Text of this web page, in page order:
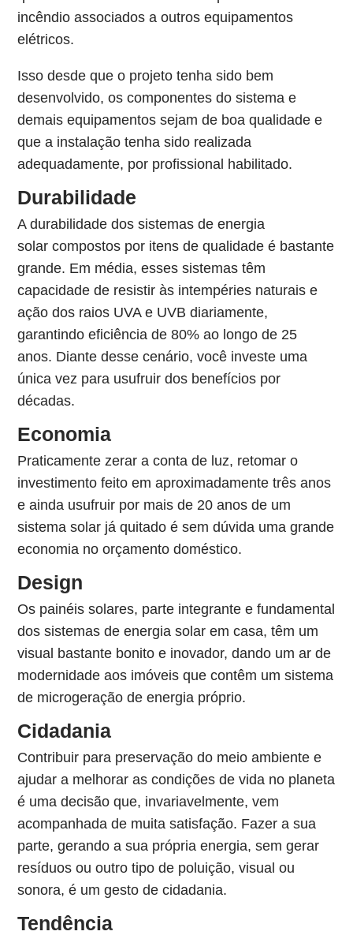
incêndio associados a outros equipamentos
elétricos.
Isso desde que o projeto tenha sido bem
desenvolvido, os componentes do sistema e
demais equipamentos sejam de boa qualidade e
que a instalação tenha sido realizada
adequadamente, por profissional habilitado.
Durabilidade
A durabilidade dos sistemas de energia
solar compostos por itens de qualidade é bastante
grande. Em média, esses sistemas têm
capacidade de resistir às intempéries naturais e
ação dos raios UVA e UVB diariamente,
garantindo eficiência de 80% ao longo de 25
anos. Diante desse cenário, você investe uma
única vez para usufruir dos benefícios por
décadas.
Economia
Praticamente zerar a conta de luz, retomar o
investimento feito em aproximadamente três anos
e ainda usufruir por mais de 20 anos de um
sistema solar já quitado é sem dúvida uma grande
economia no orçamento doméstico.
Design
Os painéis solares, parte integrante e fundamental
dos sistemas de energia solar em casa, têm um
visual bastante bonito e inovador, dando um ar de
modernidade aos imóveis que contêm um sistema
de microgeração de energia próprio.
Cidadania
Contribuir para preservação do meio ambiente e
ajudar a melhorar as condições de vida no planeta
é uma decisão que, invariavelmente, vem
acompanhada de muita satisfação. Fazer a sua
parte, gerando a sua própria energia, sem gerar
resíduos ou outro tipo de poluição, visual ou
sonora, é um gesto de cidadania.
Tendência